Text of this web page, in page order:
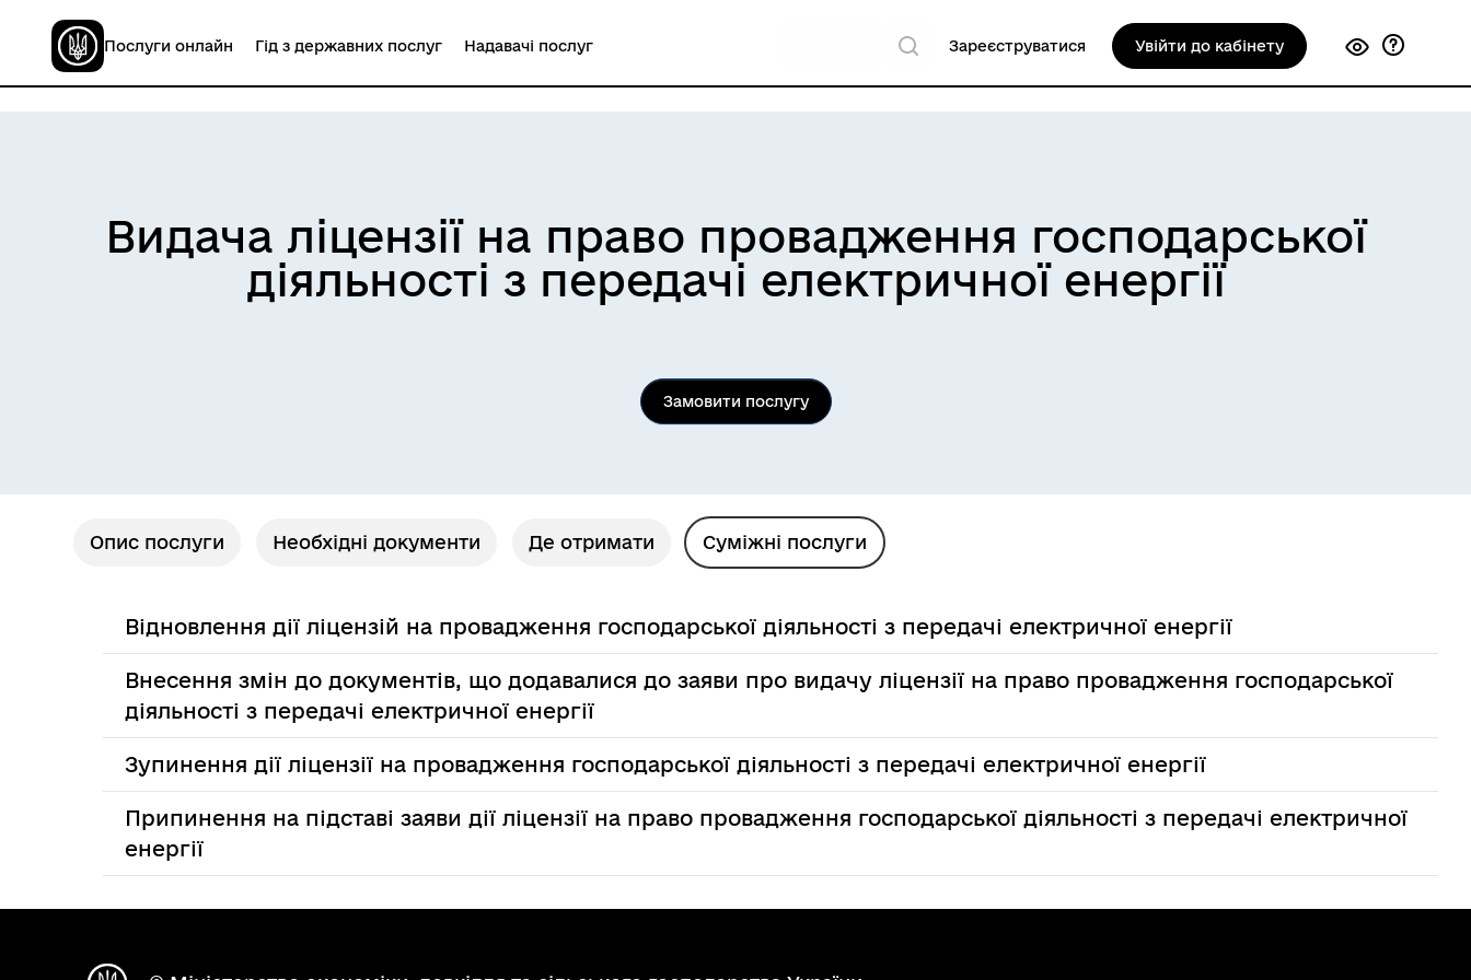
Послуги онлайн Гід з державних послуг Надавачі послуг Зареєструватися Увійти до кабінету
Видача ліцензії на право провадження господарської
діяльності з передачі електричної енергії
Замовити послугу
Опис послуги Необхідні документи Де отримати Суміжні послуги
Відновлення дії ліцензій на провадження господарської діяльності з передачі електричної енергії
Внесення змін до документів, що додавалися до заяви про видачу ліцензії на право провадження господарської
діяльності з передачі електричної енергії
Зупинення дії ліцензії на провадження господарської діяльності з передачі електричної енергії
Припинення на підставі заяви дії ліцензії на право провадження господарської діяльності з передачі електричної
енергії